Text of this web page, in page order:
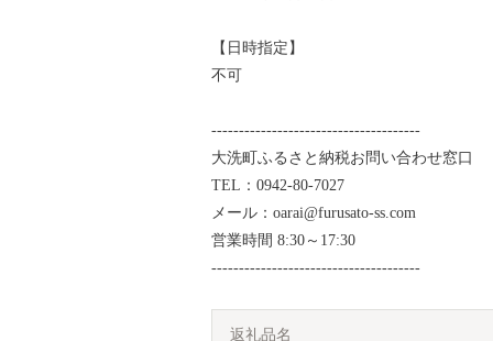
【日時指定】
不可
--------------------------------------
大洗町ふるさと納税お問い合わせ窓口
TEL：0942-80-7027
メール：oarai@furusato-ss.com
営業時間 8:30～17:30
--------------------------------------
返礼品名